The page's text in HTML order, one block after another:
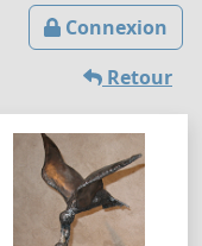
Connexion
Retour